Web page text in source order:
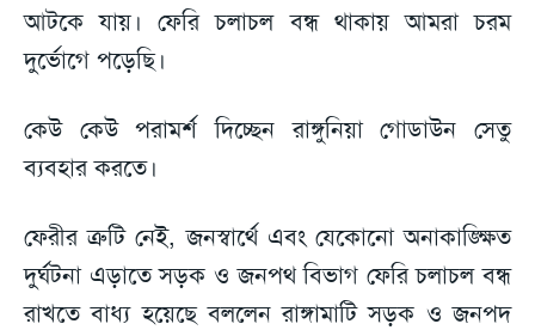
আটকে যায়। ফেরি চলাচল বন্ধ থাকায় আমরা চরম
দুর্ভোগে পড়েছি।
কেউ কেউ পরামর্শ দিচ্ছেন রাঙ্গুনিয়া গোডাউন সেতু
ব্যবহার করতে।
ফেরীর ত্রুটি নেই, জনস্বার্থে এবং যেকোনো অনাকাঙ্ক্ষিত
দুর্ঘটনা এড়াতে সড়ক ও জনপথ বিভাগ ফেরি চলাচল বন্ধ
রাখতে বাধ্য হয়েছে বললেন রাঙ্গামাটি সড়ক ও জনপদ